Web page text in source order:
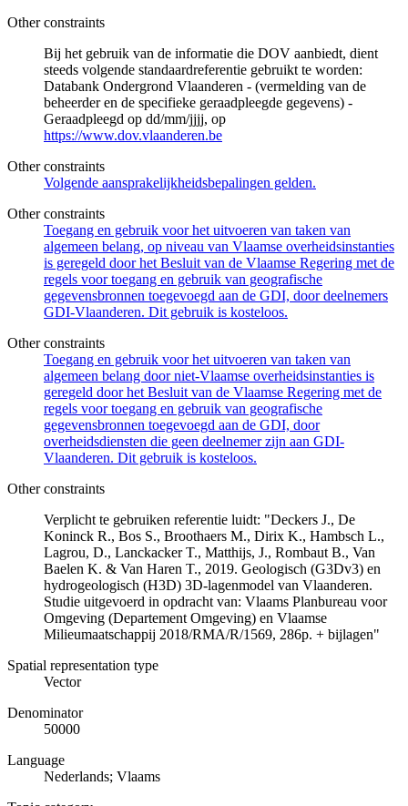
Other constraints
Bij het gebruik van de informatie die DOV aanbiedt, dient
steeds volgende standaardreferentie gebruikt te worden:
Databank Ondergrond Vlaanderen - (vermelding van de
beheerder en de specifieke geraadpleegde gegevens) -
Geraadpleegd op dd/mm/jjjj, op
https://www.dov.vlaanderen.be
Other constraints
Volgende aansprakelijkheidsbepalingen gelden.
Other constraints
Toegang en gebruik voor het uitvoeren van taken van
algemeen belang, op niveau van Vlaamse overheidsinstanties
is geregeld door het Besluit van de Vlaamse Regering met de
regels voor toegang en gebruik van geografische
gegevensbronnen toegevoegd aan de GDI, door deelnemers
GDI-Vlaanderen. Dit gebruik is kosteloos.
Other constraints
Toegang en gebruik voor het uitvoeren van taken van
algemeen belang door niet-Vlaamse overheidsinstanties is
geregeld door het Besluit van de Vlaamse Regering met de
regels voor toegang en gebruik van geografische
gegevensbronnen toegevoegd aan de GDI, door
overheidsdiensten die geen deelnemer zijn aan GDI-
Vlaanderen. Dit gebruik is kosteloos.
Other constraints
Verplicht te gebruiken referentie luidt: "Deckers J., De
Koninck R., Bos S., Broothaers M., Dirix K., Hambsch L.,
Lagrou, D., Lanckacker T., Matthijs, J., Rombaut B., Van
Baelen K. & Van Haren T., 2019. Geologisch (G3Dv3) en
hydrogeologisch (H3D) 3D-lagenmodel van Vlaanderen.
Studie uitgevoerd in opdracht van: Vlaams Planbureau voor
Omgeving (Departement Omgeving) en Vlaamse
Milieumaatschappij 2018/RMA/R/1569, 286p. + bijlagen"
Spatial representation type
Vector
Denominator
50000
Language
Nederlands; Vlaams